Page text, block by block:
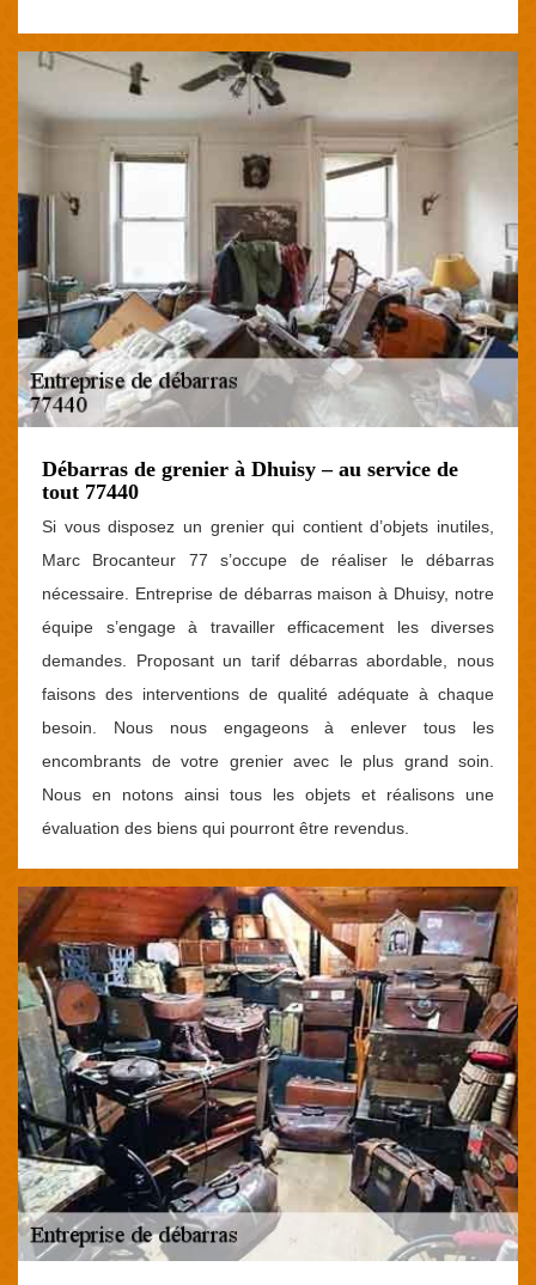
Débarras de grenier à Dhuisy – au service de
tout 77440
Si vous disposez un grenier qui contient d’objets inutiles,
Marc Brocanteur 77 s’occupe de réaliser le débarras
nécessaire. Entreprise de débarras maison à Dhuisy, notre
équipe s’engage à travailler efficacement les diverses
demandes. Proposant un tarif débarras abordable, nous
faisons des interventions de qualité adéquate à chaque
besoin. Nous nous engageons à enlever tous les
encombrants de votre grenier avec le plus grand soin.
Nous en notons ainsi tous les objets et réalisons une
évaluation des biens qui pourront être revendus.